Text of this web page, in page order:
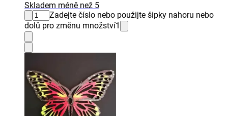
Skladem méně než 5
Zadejte číslo nebo použijte šipky nahoru nebo
dolů pro změnu množství1